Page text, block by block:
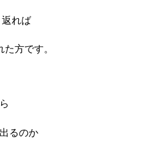
れば
方です。
るのか